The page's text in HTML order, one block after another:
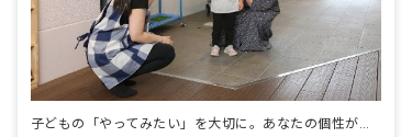
子どもの「やってみたい」を大切に。あなたの個性が輝く保育の舞台